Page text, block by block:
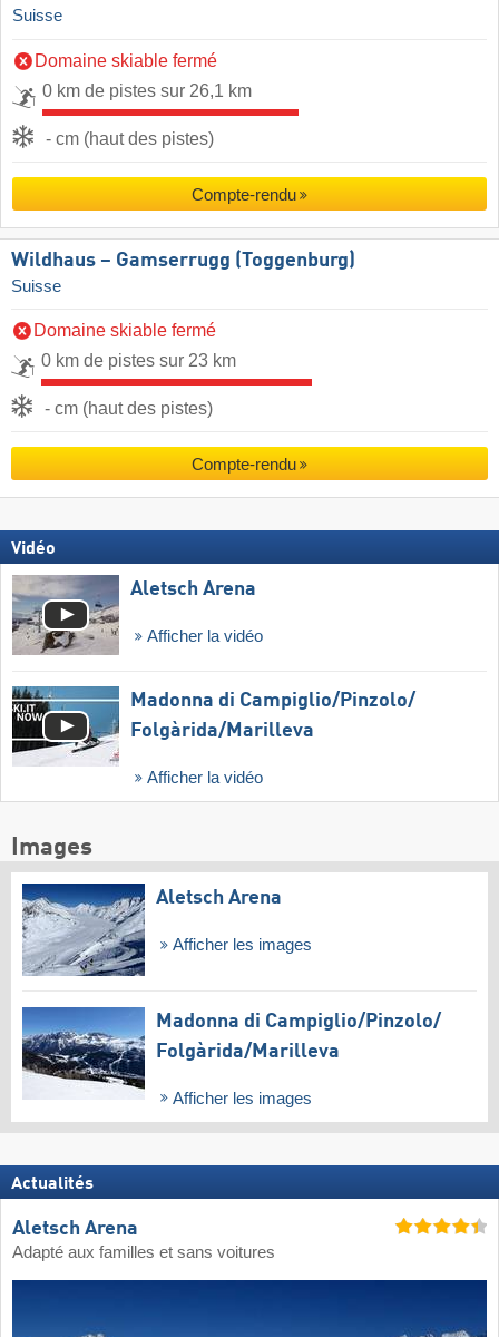
Suisse
Domaine skiable fermé
0 km de pistes sur 26,1 km
- cm (haut des pistes)
Compte-rendu
Wildhaus – Gamserrugg (Toggenburg)
Suisse
Domaine skiable fermé
0 km de pistes sur 23 km
- cm (haut des pistes)
Compte-rendu
Vidéo
Aletsch Arena
Afficher la vidéo
Madonna di Campiglio/​Pinzolo/​
Folgàrida/​Marilleva
Afficher la vidéo
Images
Aletsch Arena
Afficher les images
Madonna di Campiglio/​Pinzolo/​
Folgàrida/​Marilleva
Afficher les images
Actualités
Aletsch Arena
Adapté aux familles et sans voitures